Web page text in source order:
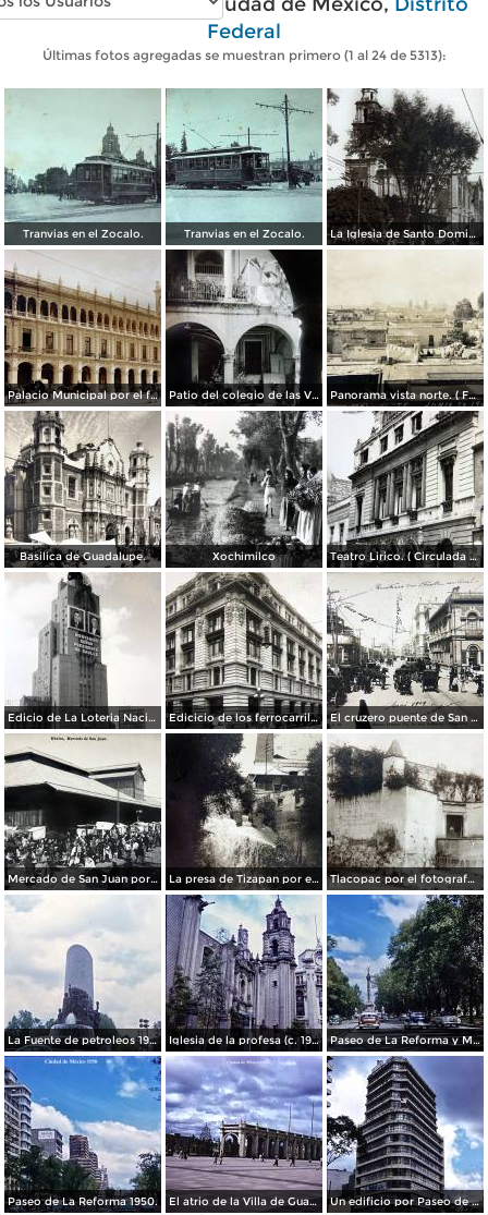
Federal
Últimas fotos agregadas se muestran primero (1 al 24 de 5313):
Tranvias en el Zocalo. Tranvias en el Zocalo. La Iglesia de Santo Domingo.
Palacio Municipal por el fotografo Hugo Brehme.. Patio del colegio de las Vizcainas por el fotografo Hugo Brehme. Panorama vista norte. ( Fechada el 20 de Junio de 1905 ).
Basilica de Guadalupe. Xochimilco Teatro Lirico. ( Circulada el 1 de Agosto de 1926 ).
Edicio de La Loteria Nacional Ciudad de México Abril de 1964 Edicicio de los ferrocarriles. El cruzero puente de San Francisco y Guardiola por el fotografo Felix Miret.
Mercado de San Juan por el fotografo Felix Miret La presa de Tizapan por el fotografo Fernando Kososky. ( Circulada el 22 de Diembre de 1910 ). Tlacopac por el fotografo Hugo Brehme.
La Fuente de petroleos 1950. Iglesia de la profesa (c. 1950) Paseo de La Reforma y Mto a La Independencia 1950
Paseo de La Reforma 1950. El atrio de la Villa de Guadalupe 1950. Un edificio por Paseo de La Reforma 1950